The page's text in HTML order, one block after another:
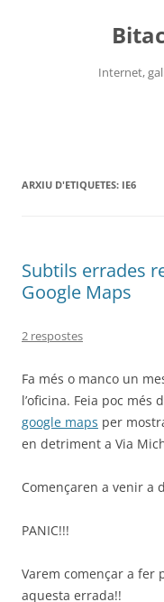
Internet,
ARXIU D'ETIQUETES: IE6
Subtils errades
Google Maps
2 respostes
Fa més o manco un
l’oficina. Feia poc més
google maps per
en detriment a Via
Començaren a venir a
PANIC!!!
Varem començar a fer
aquesta errada!!